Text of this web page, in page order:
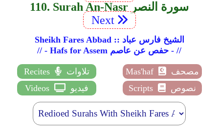
110. Surah An-Nasr سورة النصر
Next
Sheikh Fares Abbad :: الشيخ فارس عباد
// - Hafs for Assem حفص عن عاصم - //
Recites تلاوات Mas'haf
مصحف
Videos
فيديو Scripts نصوص